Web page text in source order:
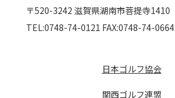
〒520-3242 滋賀県湖南市菩提寺1410
TEL:0748-74-0121 FAX:0748-74-0664
日本ゴルフ協会
関西ゴルフ連盟